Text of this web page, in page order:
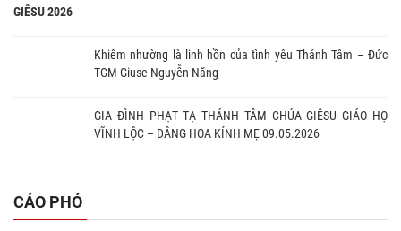
GIÊSU 2026
Khiêm nhường là linh hồn của tình yêu Thánh Tâm – Đức
TGM Giuse Nguyễn Năng
GIA ĐÌNH PHẠT TẠ THÁNH TÂM CHÚA GIÊSU GIÁO HỌ
VĨNH LỘC – DÂNG HOA KÍNH MẸ 09.05.2026
CÁO PHÓ